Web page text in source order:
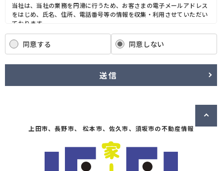
当社は、当社の業務を円滑に行うため、お客さまの電子メールアドレス
をはじめ、氏名、住所、電話番号等の情報を収集・利用させていただい
ております。
当社は、これらのお客さまの個人情報（以下「お客さま情報」といいま
す。）の適正な保護を重大な責務と認識し、この責務を果たすために、
次の方針の下でお客さま情報を取り扱います。
(1) お客さま情報に適用される個人情報の保護に関する法律その他の関
係法令を遵守し、適切に取り扱います。また、適宜取扱いの改善に努め
(3) お客さま情報の収集に際しては、利用目的を特定して通知または公
表し、その利用目的にしたがってお客さま情報を取り扱います。
を講じて適切な管理を行います。
(5) 保有するお客さま情報について、お客さま本人からの開示、訂正、
削除、利用停止の依頼を所定の窓口でお受けして、誠意をもって対応い
同意する 同意しない
送信
上田市、長野市、 松本市、佐久市、須坂市の不動産情報